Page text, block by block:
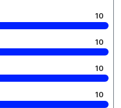
10
10
10
10